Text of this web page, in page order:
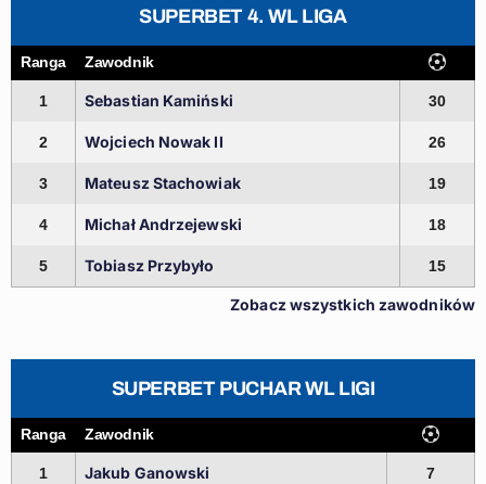
SUPERBET 4. WL LIGA
Ranga Zawodnik
1 Sebastian Kamiński 30
2 Wojciech Nowak II 26
3 Mateusz Stachowiak 19
4 Michał Andrzejewski 18
5 Tobiasz Przybyło 15
Zobacz wszystkich zawodników
SUPERBET PUCHAR WL LIGI
Ranga Zawodnik
1 Jakub Ganowski 7